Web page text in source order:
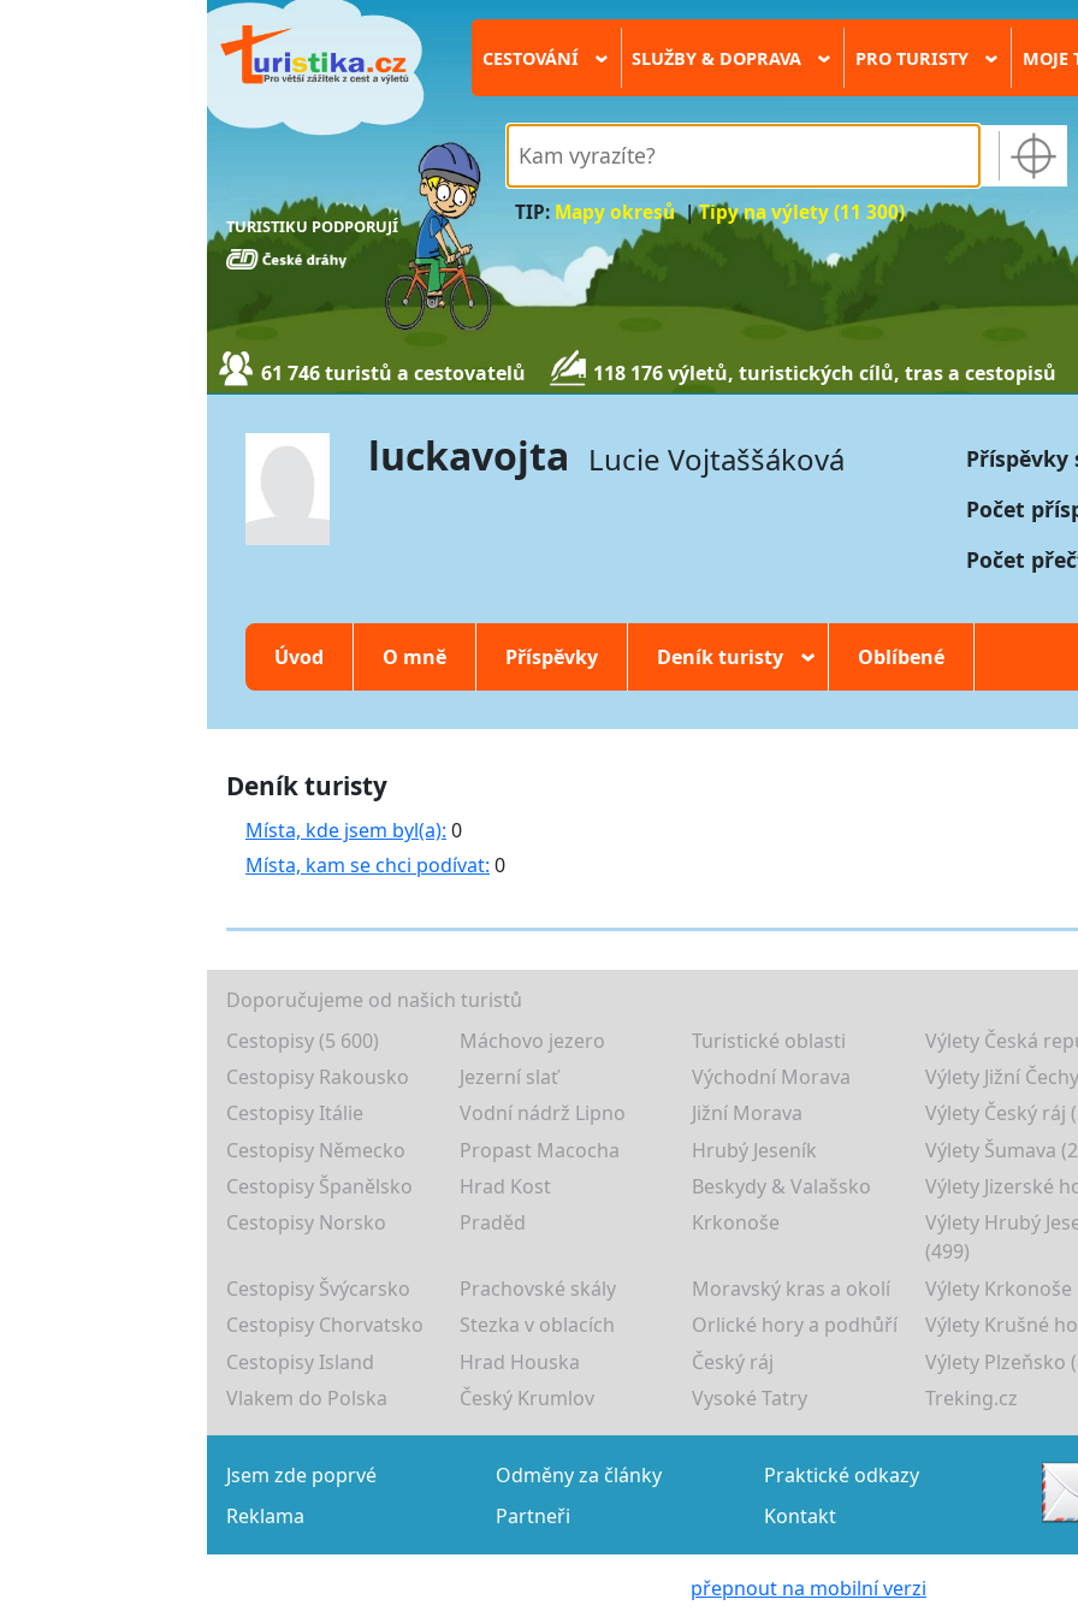
TURISTIKU PODPORUJÍ
CESTOVÁNÍ › SLUŽBY & DOPRAVA › PRO TURISTY › MOJE
TIP: Mapy okresů|Tipy na výlety (11 300)
61 746 turistů a cestovatelů 118 176 výletů, turistických cílů, tras a cestopisů
luckavojta Lucie Vojtaššáková
Příspěvky
Počet
Počet
Úvod O mně Příspěvky Deník turisty › Oblíbené
Deník turisty
Místa, kde jsem byl(a): 0
Místa, kam se chci podívat: 0
Doporučujeme od našich turistů
Cestopisy (5 600)
Máchovo jezero Turistické oblasti
Výlety Česká
Cestopisy Rakousko
Jezerní slať Východní Morava
Výlety Jižní
Cestopisy Itálie
Vodní nádrž Lipno Jižní Morava
Výlety Český ráj
Cestopisy Německo
Propast Macocha Hrubý Jeseník
Výlety Šumava
Cestopisy Španělsko
Hrad Kost Beskydy & Valašsko
Výlety Jizerské
Cestopisy Norsko
Praděd Krkonoše
Výlety Hrubý
(499)
Cestopisy Švýcarsko
Prachovské skály Moravský kras a okolí
Výlety Krkonoše
Cestopisy Chorvatsko
Stezka v oblacích Orlické hory a podhůří
Výlety Krušné
Cestopisy Island
Hrad Houska Český ráj
Výlety Plzeňsko
Vlakem do Polska
Český Krumlov Vysoké Tatry Treking.cz
Jsem zde poprvé Odměny za články
Praktické odkazy
Reklama
Partneři Kontakt
přepnout na mobilní verzi